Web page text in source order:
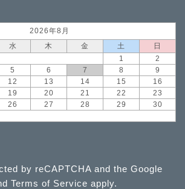
2026年8月
水 木 金 土
日
1
2
5 6 7 8
9
12 13 14 15
16
19 20 21 22
23
26 27 28 29
30
by reCAPTCHA and the Google
Terms of Service apply.